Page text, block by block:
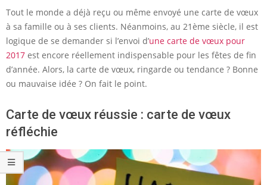
Tout le monde a déjà reçu ou même envoyé une carte de vœux
à sa famille ou à ses clients. Néanmoins, au 21ème siècle, il est
logique de se demander si l’envoi d’une carte de vœux pour
2017 est encore réellement indispensable pour les fêtes de fin
d’année. Alors, la carte de vœux, ringarde ou tendance ? Bonne
ou mauvaise idée ? On fait le point.
Carte de vœux réussie : carte de vœux
réfléchie